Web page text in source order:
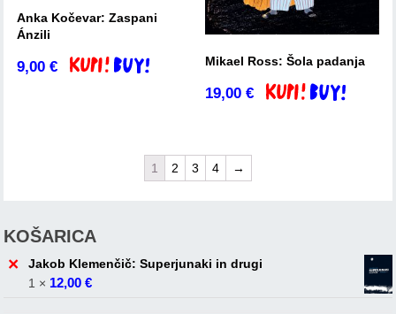
Anka Kočevar: Zaspani
Ánzili
9,00€ Dodaj v košarico Mikael Ross: Šola padanja
19,00€ Dodaj v košarico
1 2 3 4 →
KOŠARICA
×
Jakob Klemenčič: Superjunaki in drugi
1 × 12,00€